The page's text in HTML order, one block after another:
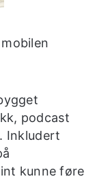
podcast
Inkludert
kunne føre